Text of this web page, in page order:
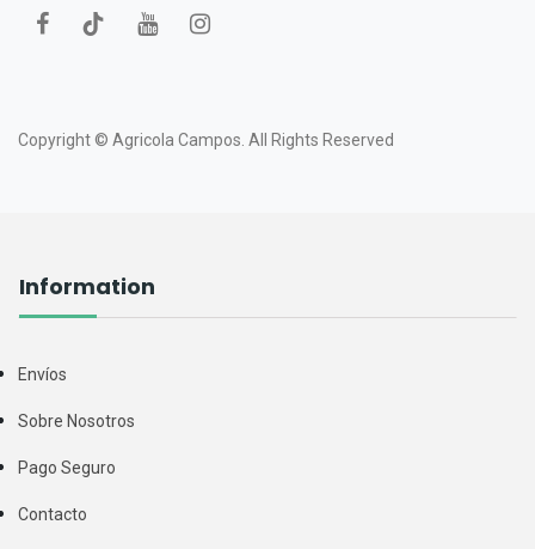
Copyright © Agricola Campos. All Rights Reserved
Information
Envíos
Sobre Nosotros
Pago Seguro
Contacto